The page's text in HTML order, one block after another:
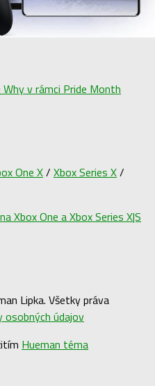
v rámci Pride Month
One X/ Xbox Series X/
Xbox One a Xbox Series X|S
Lipka. Všetky práva
osobných údajov
Hueman téma